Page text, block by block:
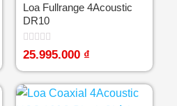
Loa Fullrange 4Acoustic
DR10
Được
xếp
hạng
5
sao
25.995.000 ₫